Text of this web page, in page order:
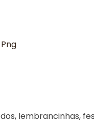
lembrancinhas,